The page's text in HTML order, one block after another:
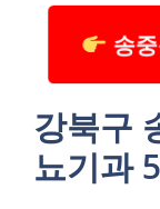
송중
강북구
뇨기과